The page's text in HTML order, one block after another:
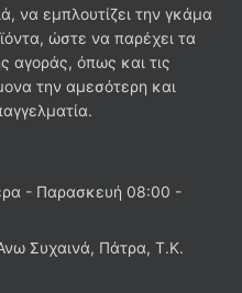
να εμπλουτίζει την γκάμα
ώστε να παρέχει τα
αγοράς, όπως και τις
την αμεσότερη και
- Παρασκευή 08:00 -
Συχαινά, Πάτρα, Τ.Κ.